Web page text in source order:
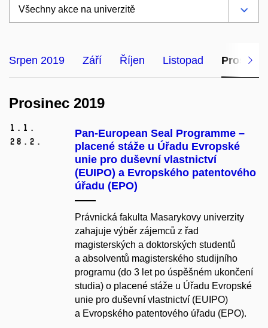
Srpen 2019 Září Říjen Listopad Prosinec
Prosinec 2019
1. 1.
28. 2.
Pan-European Seal Programme –
placené stáže u Úřadu Evropské
unie pro duševní vlastnictví
(EUIPO) a Evropského patentového
úřadu (EPO)
Právnická fakulta Masarykovy univerzity
zahajuje výběr zájemců z řad
magisterských a doktorských studentů
a absolventů magisterského studijního
programu (do 3 let po úspěšném ukončení
studia) o placené stáže u Úřadu Evropské
unie pro duševní vlastnictví (EUIPO)
a Evropského patentového úřadu (EPO).